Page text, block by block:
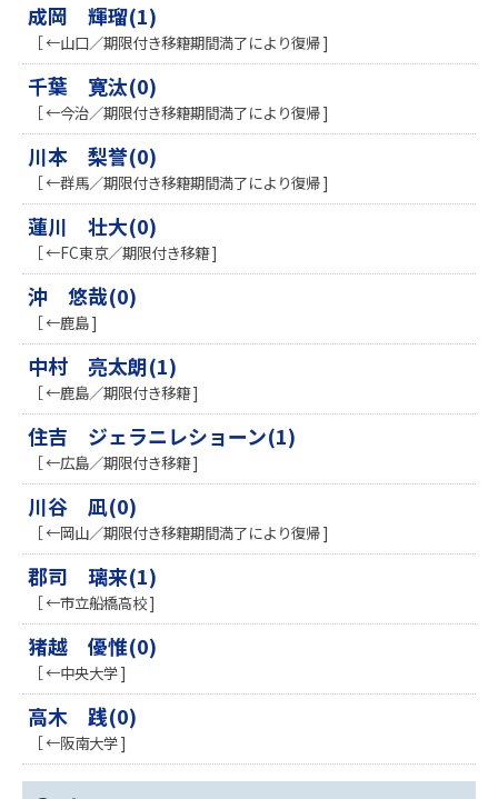
成岡 輝瑠(1)
［ ←山口／期限付き移籍期間満了により復帰 ]
千葉 寛汰(0)
［ ←今治／期限付き移籍期間満了により復帰 ]
川本 梨誉(0)
［ ←群馬／期限付き移籍期間満了により復帰 ]
蓮川 壮大(0)
［ ←FC東京／期限付き移籍 ]
沖 悠哉(0)
［ ←鹿島 ]
中村 亮太朗(1)
［ ←鹿島／期限付き移籍 ]
住吉 ジェラニレショーン(1)
［ ←広島／期限付き移籍 ]
川谷 凪(0)
［ ←岡山／期限付き移籍期間満了により復帰 ]
郡司 璃来(1)
［ ←市立船橋高校 ]
猪越 優惟(0)
［ ←中央大学 ]
高木 践(0)
［ ←阪南大学 ]